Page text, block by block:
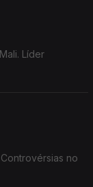
Líder
no